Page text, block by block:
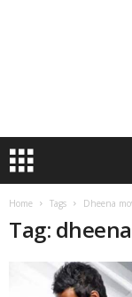
Home Tags Dheena
Tag: